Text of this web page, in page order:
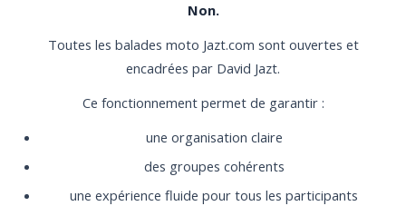
Non.
Toutes les balades moto Jazt.com sont ouvertes et
encadrées par David Jazt.
Ce fonctionnement permet de garantir :
une organisation claire
des groupes cohérents
une expérience fluide pour tous les participants